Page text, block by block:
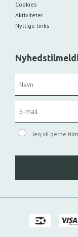
Cookies
Aktiviteter
Nyttige links
Jeg vil gerne